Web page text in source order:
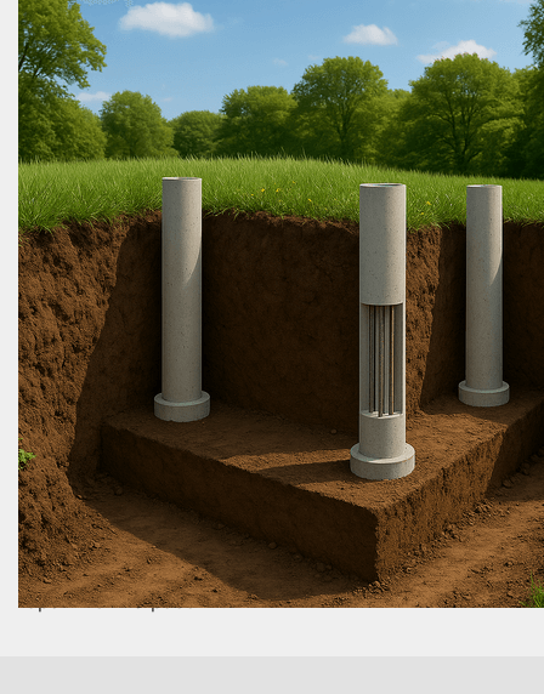
фундамент на буронабивных сваях или фундамент с
монолитным ростверком.
Разметка участка и подготовка площадки
Осуществляем точную разметку под каждую сваю
в соответствии с проектом. Удаляются
плодородный слой и препятствия на площадке.
Бурение скважин под сваи
Используем профессиональное буровое
оборудование. Глубина и диаметр скважин
определяются с учетом нагрузки будущего здания.
Установка армокаркаса и бетонирование
В каждую скважину устанавливаем армирующий
каркас и заливаем бетон. Таким образом
формируется прочный фундамент на буронабивных
сваях.
Устройство ростверка
Выполняется монтаж опалубки и армирование.
Затем заливается бетон для создания ростверка —
горизонтальной балки, соединяющей все сваи в
единую конструкцию.
Контроль качества и выдержка бетона
После заливки проводим контрольные проверки,
включая визуальный и инструментальный
контроль. Бетон набирает прочность в течение 7–
28 дней.
Фундамент ростверк на буронабивных сваях
обеспечивает высокую несущую способность и
устойчивость постройки даже в условиях
проблемного грунта. Мы предлагаем проведение
всех этапов под ключ с приемлемой стоимостью и
гарантией на работы.